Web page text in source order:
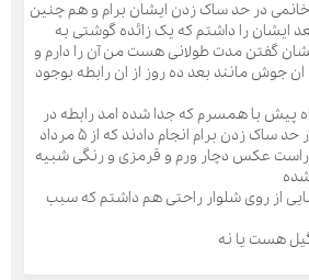
دختر خانمی در حد ساک زدن ایشان برام و هم چنین
ایشان را داشتم که یک زائده گوشتی به
گفتن مدت طولانی هست من آن را دارم و
جوش مانند بعد ده روز از ان رابطه بوجود
با همسرم که جدا شده امد رابطه در
کل فقط یکبار آن هم در حد ساک زدن برام انجام دادند که از ۵ مرداد
عکس دچار ورم و قرمزی و رنگی شبیه
از روی شلوار راحتی هم داشتم که سبب
هست یا نه